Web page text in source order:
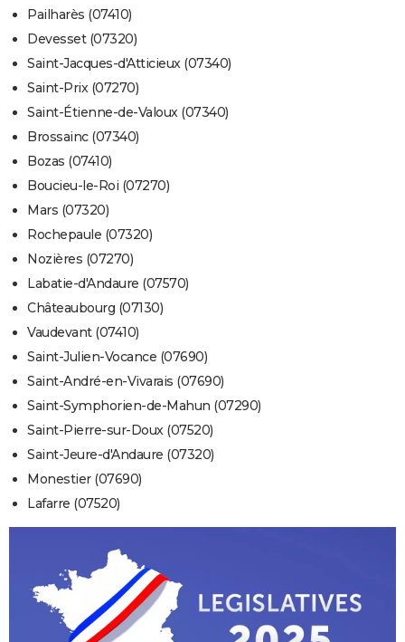
Pailharès (07410)
Devesset (07320)
Saint-Jacques-d'Atticieux (07340)
Saint-Prix (07270)
Saint-Étienne-de-Valoux (07340)
Brossainc (07340)
Bozas (07410)
Boucieu-le-Roi (07270)
Mars (07320)
Rochepaule (07320)
Nozières (07270)
Labatie-d'Andaure (07570)
Châteaubourg (07130)
Vaudevant (07410)
Saint-Julien-Vocance (07690)
Saint-André-en-Vivarais (07690)
Saint-Symphorien-de-Mahun (07290)
Saint-Pierre-sur-Doux (07520)
Saint-Jeure-d'Andaure (07320)
Monestier (07690)
Lafarre (07520)